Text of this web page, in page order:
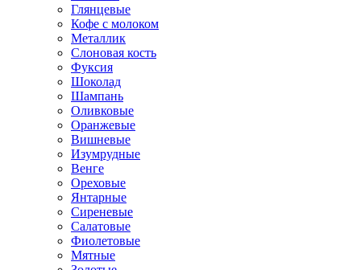
Глянцевые
Кофе с молоком
Металлик
Слоновая кость
Фуксия
Шоколад
Шампань
Оливковые
Оранжевые
Вишневые
Изумрудные
Венге
Ореховые
Янтарные
Сиреневые
Салатовые
Фиолетовые
Мятные